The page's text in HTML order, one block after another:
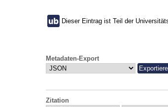
Dieser Eintrag ist Teil der
Metadaten-Export
Zitation